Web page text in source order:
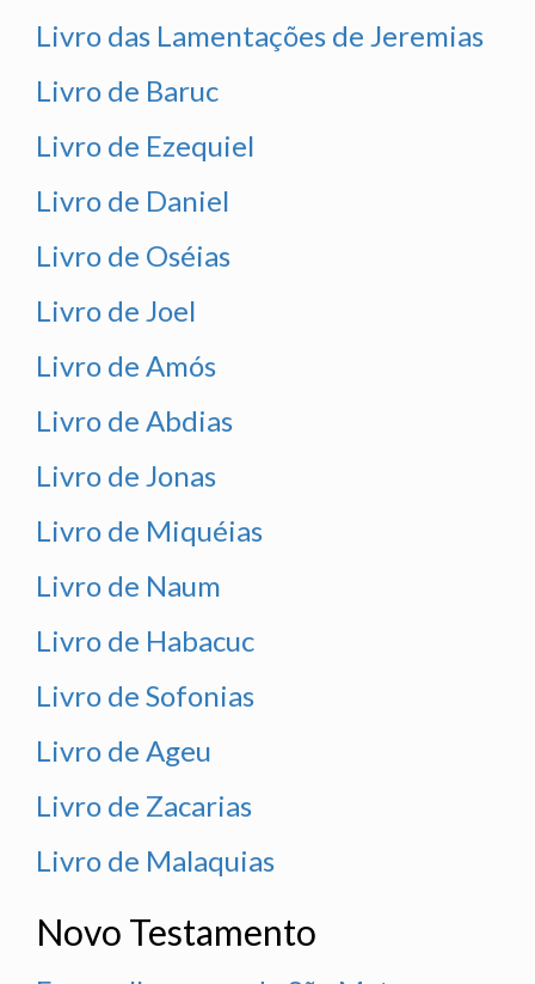
Livro das Lamentações de Jeremias
Livro de Baruc
Livro de Ezequiel
Livro de Daniel
Livro de Oséias
Livro de Joel
Livro de Amós
Livro de Abdias
Livro de Jonas
Livro de Miquéias
Livro de Naum
Livro de Habacuc
Livro de Sofonias
Livro de Ageu
Livro de Zacarias
Livro de Malaquias
Novo Testamento